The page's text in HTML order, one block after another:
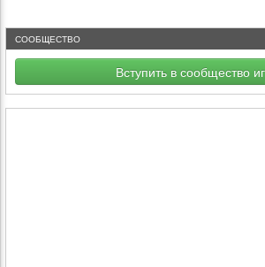
СООБЩЕСТВО
Вступить в сообщество